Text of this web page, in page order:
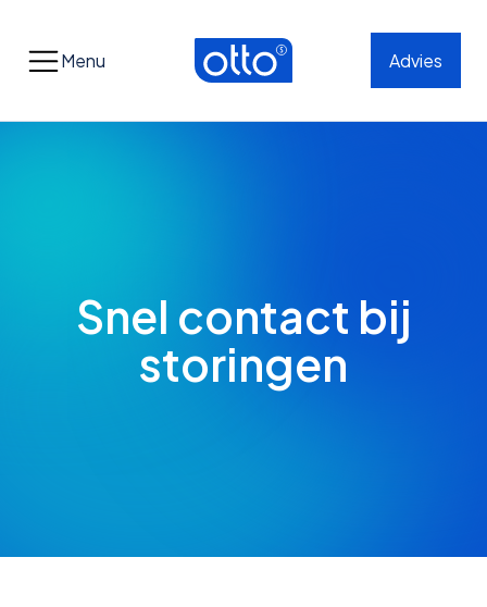
Menu Advies
Snel contact bij
storingen